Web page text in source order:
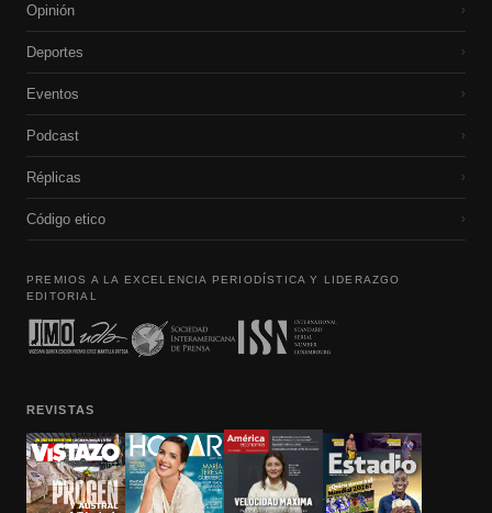
Opinión ›
Deportes ›
Eventos ›
Podcast ›
Réplicas ›
Código etico ›
PREMIOS A LA EXCELENCIA PERIODÍSTICA Y LIDERAZGO
EDITORIAL
REVISTAS